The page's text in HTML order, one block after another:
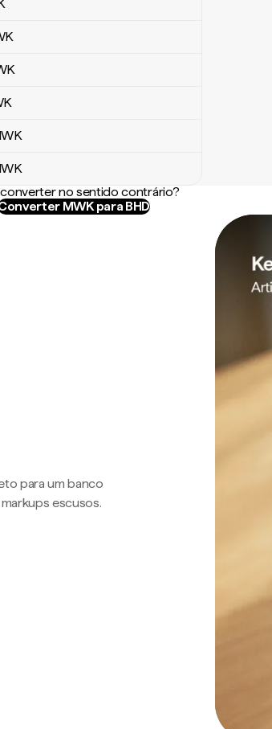
no sentido contrário?
MWK para BHD
para um banco
escusos.